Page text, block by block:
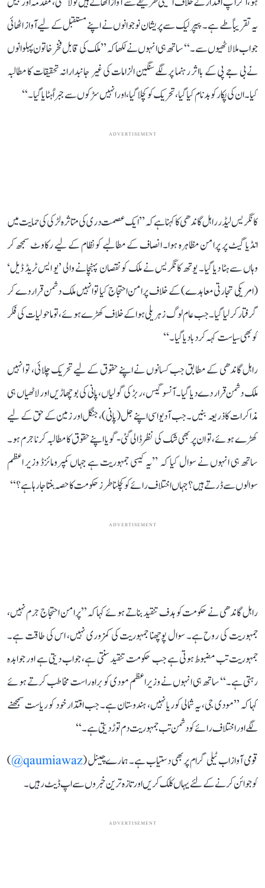
یہ تقریباً طے ہے۔ پیپر لیک سے پریشان نوجوانوں نے اپنے مستقبل کے لیے آواز اٹھائی
جواب ملا لاٹھیوں سے۔‘‘ ساتھ ہی انہوں نے لکھا کہ ’’ملک کی قابل فخر خاتون پہلوانوں
نے بی جے پی کے بااثر رہنما پر لگے سنگین الزامات کی غیر جانبدارانہ تحقیقات کا مطالبہ
کیا۔ ان کی پکار کو بدنام کیا گیا، تحریک کو کچلا گیا، اور انہیں سڑکوں سے جبراً ہٹایا گیا۔‘‘
ADVERTISEMENT
کانگریس لیڈر راہل گاندھی کا کہنا ہے کہ ’’ایک عصمت دری کی متاثرہ لڑکی کی حمایت میں
انڈیا گیٹ پر پرامن مظاہرہ ہوا۔ انصاف کے مطالبے کو نظام کے لیے رکاوٹ سمجھ کر
وہاں سے ہٹا دیا گیا۔ یوتھ کانگریس نے ملک کو نقصان پہنچانے والی ’یو ایس ٹریڈ ڈیل‘
(امریکی تجارتی معاہدے) کے خلاف پرامن احتجاج کیا تو انہیں ملک دشمن قرار دے کر
گرفتار کر لیا گیا۔ جب عام لوگ زہریلی ہوا کے خلاف کھڑے ہوئے، تو ماحولیات کی فکر
کو بھی سیاست کہہ کر دبا دیا گیا۔‘‘
راہل گاندھی کے مطابق جب کسانوں نے اپنے حقوق کے لیے تحریک چلائی، تو انہیں
ملک دشمن قرار دے دیا گیا۔ آنسو گیس، ربڑ کی گولیاں، پانی کی بوچھاڑیں اور لاٹھیاں ہی
مذاکرات کا ذریعہ بنیں۔ جب آدیواسی اپنے جل (پانی)، جنگل اور زمین کے حق کے لیے
کھڑے ہوئے، تو ان پر بھی شک کی نظر ڈالی گئی - گویا اپنے حقوق کا مطالبہ کرنا جرم ہو۔
ساتھ ہی انہوں نے سوال کیا کہ ’’یہ کیسی جمہوریت ہے جہاں کمپرومائزڈ وزیر اعظم
سوالوں سے ڈرتے ہیں؟ جہاں اختلاف رائے کو کچلنا طرز حکومت کا حصہ بنتا جا رہا ہے؟‘‘
ADVERTISEMENT
راہل گاندھی نے حکومت کو ہدف تنقید بناتے ہوئے کہا کہ ’’پرامن احتجاج جرم نہیں،
جمہوریت کی روح ہے۔ سوال پوچھنا جمہوریت کی کمزوری نہیں، اس کی طاقت ہے۔
جمہوریت تب مضبوط ہوتی ہے جب حکومت تنقید سنتی ہے، جواب دیتی ہے اور جوابدہ
رہتی ہے۔‘‘ ساتھ ہی انہوں نے وزیر اعظم مودی کو براہ راست مخاطب کرتے ہوئے
کہا کہ ’’مودی جی، یہ شمالی کوریا نہیں، ہندوستان ہے۔ جب اقتدار خود کو ریاست سمجھنے
لگے اور اختلاف رائے کو دشمن تب جمہوریت دم توڑ دیتی ہے۔‘‘
قومی آواز اب ٹیلی گرام پر بھی دستیاب ہے۔ ہمارے چینل (qaumiawaz@
)
کو جوائن کرنے کے لئے یہاں کلک کریں اور تازہ ترین خبروں سے اپ ڈیٹ رہیں۔
ADVERTISEMENT